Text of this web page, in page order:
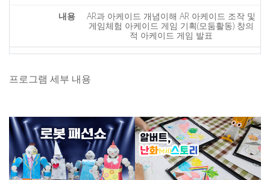
AR과 아케이드 개념이해 AR 아케이드 조작 및
게임체험 아케이드 게임 기획(모둠활동) 창의
적 아케이드 게임 발표
프로그램 세부 내용